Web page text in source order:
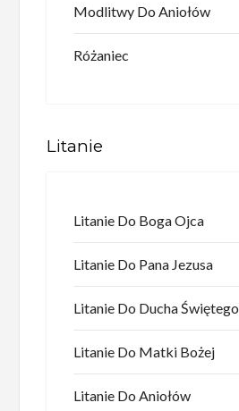
Modlitwy Do Aniołów
Różaniec
Litanie
Litanie Do Boga Ojca
Litanie Do Pana Jezusa
Litanie Do Ducha Świętego
Litanie Do Matki Bożej
Litanie Do Aniołów